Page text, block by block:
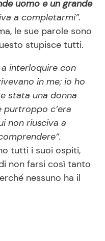
uomo e un grande
a completarmi”.
le sue parole sono
stupisce tutti.
a interloquire con
in me; io ho
stata una donna
c’era
non riusciva a
tutti i suoi ospiti,
non farsi così tanto
nessuno ha il